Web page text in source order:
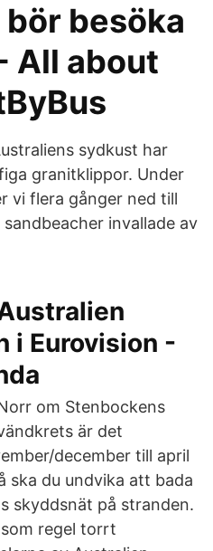
besöka
All about
sydkust har
granitklippor. Under
vi flera gånger ned till
invallade av
i Eurovision -
om Stenbockens
är det
december till april
ska du undvika att bada
skyddsnät på stranden.
regel torrt